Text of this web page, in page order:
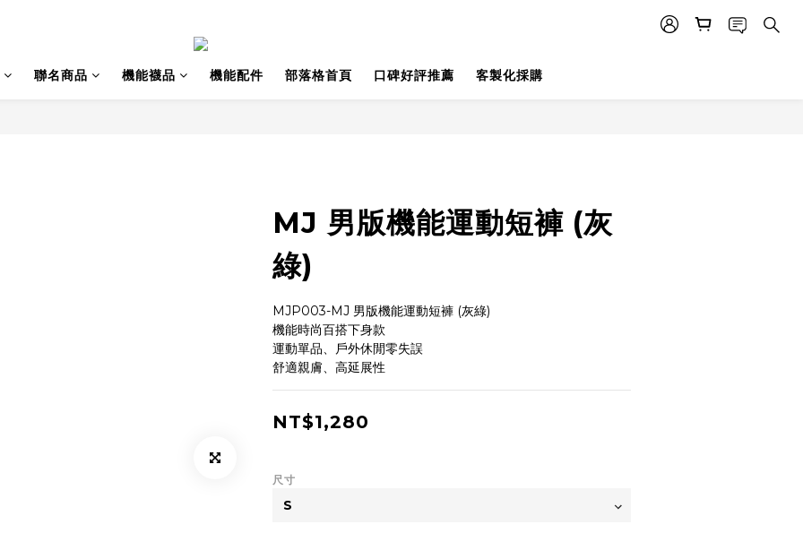
聯名商品 機能襪品 機能配件 部落格首頁 口碑好評推薦 客製化採購
MJ 男版機能運動短褲 (灰
綠)
MJP003-MJ 男版機能運動短褲 (灰綠)
機能時尚百搭下身款
運動單品、戶外休閒零失誤
舒適親膚、高延展性
NT$1,280
尺寸